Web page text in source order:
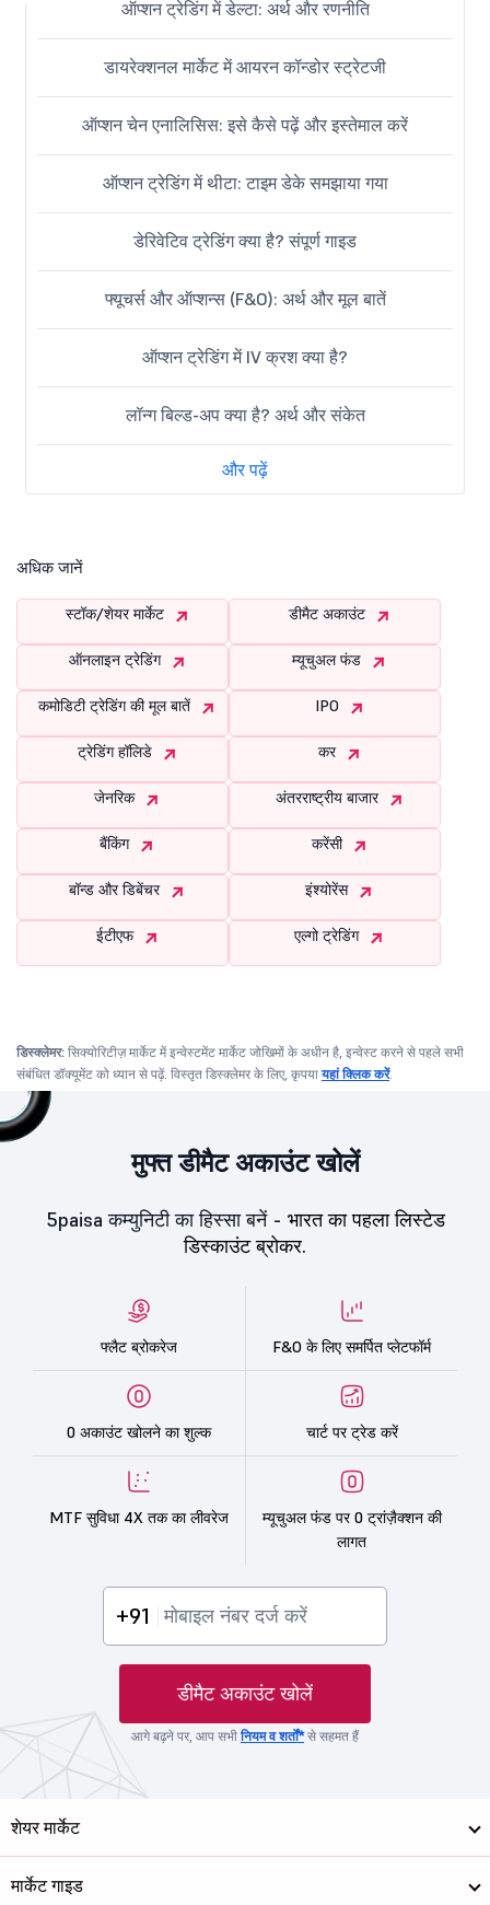
ऑप्शन ट्रेडिंग में डेल्टा: अर्थ और रणनीति
डायरेक्शनल मार्केट में आयरन कॉन्डोर स्ट्रेटजी
ऑप्शन चेन एनालिसिस: इसे कैसे पढ़ें और इस्तेमाल करें
ऑप्शन ट्रेडिंग में थीटा: टाइम डेके समझाया गया
डेरिवेटिव ट्रेडिंग क्या है? संपूर्ण गाइड
फ्यूचर्स और ऑप्शन्स (F&O): अर्थ और मूल बातें
ऑप्शन ट्रेडिंग में IV क्रश क्या है?
लॉन्ग बिल्ड-अप क्या है? अर्थ और संकेत
और पढ़ें
अधिक जानें
स्टॉक/शेयर मार्केट डीमैट अकाउंट
ऑनलाइन ट्रेडिंग म्यूचुअल फंड
कमोडिटी ट्रेडिंग की मूल बातें IPO
ट्रेडिंग हॉलिडे कर
जेनरिक अंतरराष्ट्रीय बाजार
बैंकिंग करेंसी
बॉन्ड और डिबेंचर इंश्योरेंस
ईटीएफ एल्गो ट्रेडिंग
डिस्क्लेमर: सिक्योरिटीज़ मार्केट में इन्वेस्टमेंट मार्केट जोखिमों के अधीन है, इन्वेस्ट करने से पहले सभी
संबंधित डॉक्यूमेंट को ध्यान से पढ़ें. विस्तृत डिस्क्लेमर के लिए, कृपयायहां क्लिक करें.
मुफ्त डीमैट अकाउंट खोलें
5paisa कम्युनिटी का हिस्सा बनें - भारत का पहला लिस्टेड
डिस्काउंट ब्रोकर.
फ्लैट ब्रोकरेज F&O के लिए समर्पित प्लेटफॉर्म
0 अकाउंट खोलने का शुल्क चार्ट पर ट्रेड करें
MTF सुविधा 4X तक का लीवरेज
म्यूचुअल फंड पर 0 ट्रांज़ैक्शन की
लागत
+91
डीमैट अकाउंट खोलें
आगे बढ़ने पर, आप सभीनियम व शर्तों*से सहमत हैं
शेयर मार्केट
मार्केट गाइड